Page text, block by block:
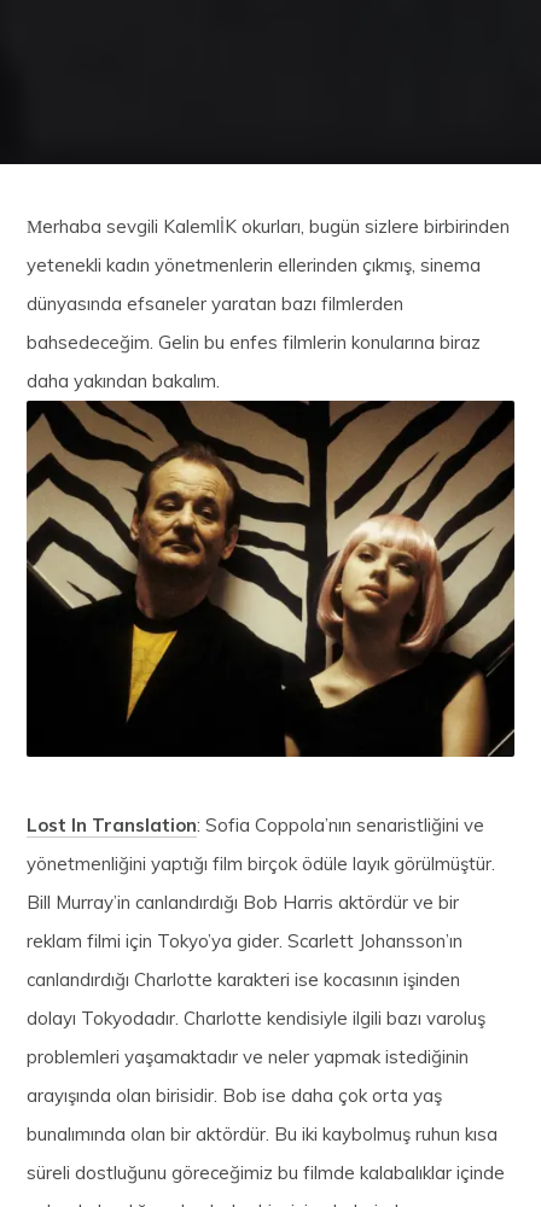
Μerhaba sevgili KalemlİK okurları, bugün sizlere birbirinden
yetenekli kadın yönetmenlerin ellerinden çıkmış, sinema
dünyasında efsaneler yaratan bazı filmlerden
bahsedeceğim. Gelin bu enfes filmlerin konularına biraz
daha yakından bakalım.
Lost In Translation: Sofia Coppola’nın senaristliğini ve
yönetmenliğini yaptığı film birçok ödüle layık görülmüştür.
Bill Murray’in canlandırdığı Bob Harris aktördür ve bir
reklam filmi için Tokyo’ya gider. Scarlett Johansson’ın
canlandırdığı Charlotte karakteri ise kocasının işinden
dolayı Tokyodadır. Charlotte kendisiyle ilgili bazı varoluş
problemleri yaşamaktadır ve neler yapmak istediğinin
arayışında olan birisidir. Bob ise daha çok orta yaş
bunalımında olan bir aktördür. Bu iki kaybolmuş ruhun kısa
süreli dostluğunu göreceğimiz bu filmde kalabalıklar içinde